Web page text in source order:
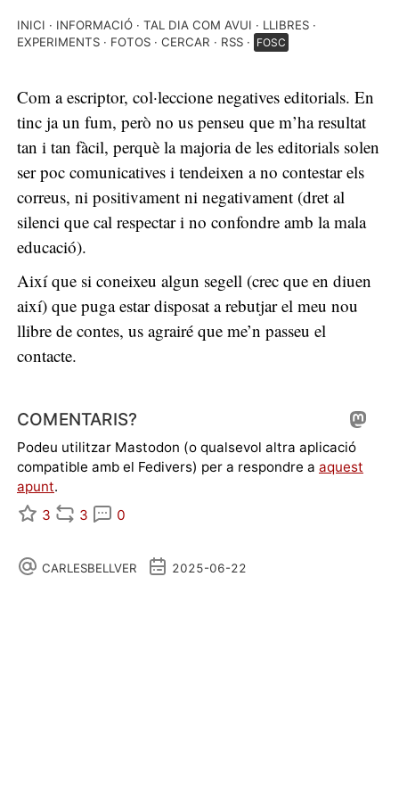
INICI INFORMACIÓ TAL DIA COM AVUI
LLIBRES
EXPERIMENTS
FOTOS CERCAR RSS FOSC
Com a escriptor, col·leccione negatives editorials. En
tinc ja un fum, però no us penseu que m’ha resultat
tan i tan fàcil, perquè la majoria de les editorials solen
ser poc comunicatives i tendeixen a no contestar els
correus, ni positivament ni negativament (dret al
silenci que cal respectar i no confondre amb la mala
educació).
Així que si coneixeu algun segell (crec que en diuen
així) que puga estar disposat a rebutjar el meu nou
llibre de contes, us agrairé que me’n passeu el
contacte.
COMENTARIS?
Podeu utilitzar Mastodon (o qualsevol altra aplicació
compatible amb el Fedivers) per a respondre a aquest
apunt.
3
3 0
CARLESBELLVER 2025-06-22